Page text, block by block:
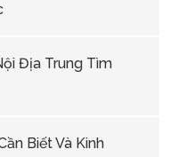
Địa Trung Tìm
Biết Và Kinh